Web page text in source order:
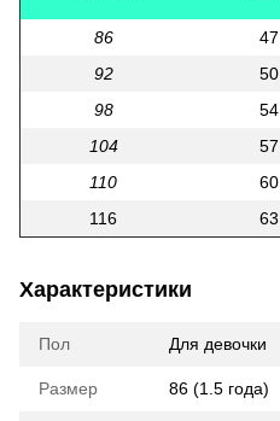
86 47
92
50
98
54
104
57
110
60
116
63
Характеристики
Пол Для девочки
Размер 86 (1.5 года)